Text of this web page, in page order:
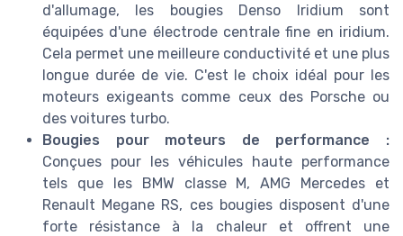
d'allumage, les bougies Denso Iridium sont
équipées d'une électrode centrale fine en iridium.
Cela permet une meilleure conductivité et une plus
longue durée de vie. C'est le choix idéal pour les
moteurs exigeants comme ceux des Porsche ou
des voitures turbo.
Bougies pour moteurs de performance :
Conçues pour les véhicules haute performance
tels que les BMW classe M, AMG Mercedes et
Renault Megane RS, ces bougies disposent d'une
forte résistance à la chaleur et offrent une